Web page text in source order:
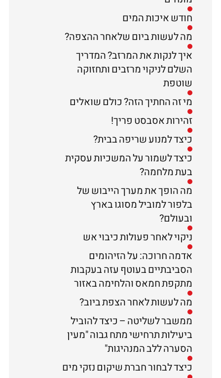
חודש איכות המים
מה לעשות ביום שלאחר ההצפה?
איך לנקות את המרזב? המדריך
השלם לניקוי מרזבים ותחזוקה
שוטפת
מי זה החתיך הזה? כולם שואלים
זהירות אסבסט פריך!
כיצד למנוע שריפה בבית?
כיצד לשמור על המשכיות עסקית
בעת מלחמה?
מה הופך את מערך הייבוש של
בלפור למוביל מסוגו בארץ
ובעולם?
ניקוי לאחר פעולות כיבוי אש
אדמה חרוכה: על הזיהומים
הסביבתיים בעוטף עזה בעקבות
מתקפת חמאס והלחימה באזור
מה לעשות לאחר הצפת ביוב?
ממשבר לשליטה – כיצד להוביל
ביעילות תרחישי מתח גבוה "מעין
הסערה ללב המנהיגות"
כיצד לבחור חברת שיקום נזקי מים